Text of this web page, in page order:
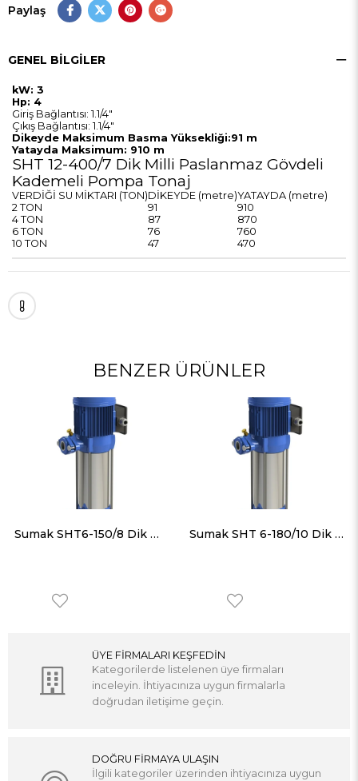
Paylaş
GENEL BILGILER
kW: 3
Hp: 4
Giriş Bağlantısı: 1.1/4"
Çıkış Bağlantısı: 1.1/4"
Dikeyde Maksimum Basma Yüksekliği:91 m
Yatayda Maksimum: 910 m
SHT 12-400/7 Dik Milli Paslanmaz Gövdeli
Kademeli Pompa Tonaj
VERDİĞİ SU MİKTARI (TON)DİKEYDE (metre)YATAYDA (metre)
2 TON
91
910
4 TON
87
870
6 TON
76
760
10 TON
47 470
BENZER ÜRÜNLER
Sumak SHT6-150/8 Dik Milli Paslanmaz Gövdeli Kademeli Pompa Sumak SHT 6-180/10 Dik Milli Paslanmaz Gövdeli Kademeli Pompa
ÜYE FİRMALARI KEŞFEDİN
Kategorilerde listelenen üye firmaları
inceleyin. İhtiyacınıza uygun firmalarla
doğrudan iletişime geçin.
DOĞRU FİRMAYA ULAŞIN
İlgili kategoriler üzerinden ihtiyacınıza uygun